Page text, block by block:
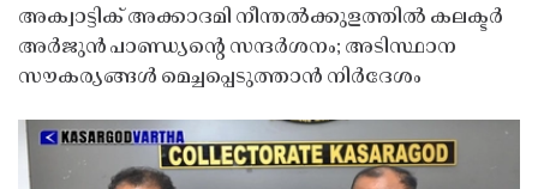
അക്വാട്ടിക് അക്കാദമി നീന്തൽക്കുളത്തിൽ കലക്ടർ
അർജുൻ പാണ്ഡ്യൻ്റെ സന്ദർശനം; അടിസ്ഥാന
സൗകര്യങ്ങൾ മെച്ചപ്പെടുത്താൻ നിർദേശം